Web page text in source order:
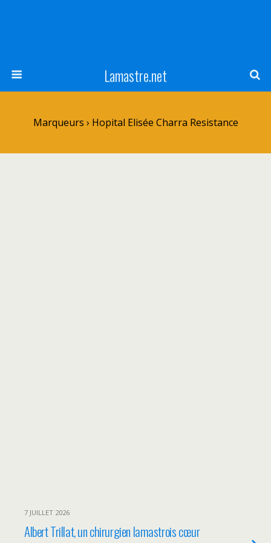
Lamastre.net
Marqueurs › Hopital Elisée Charra Resistance
7 JUILLET 2026
Albert Trillat, un chirurgien lamastrois cœur